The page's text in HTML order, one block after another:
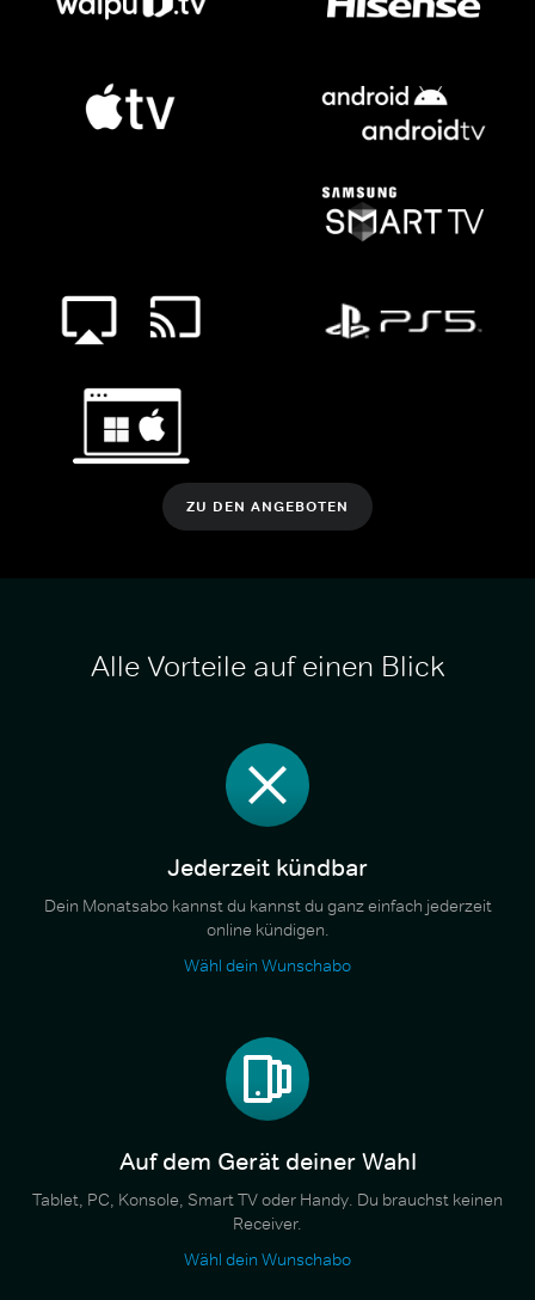
ZU DEN ANGEBOTEN
Alle Vorteile auf einen Blick
Jederzeit kündbar
Dein Monatsabo kannst du kannst du ganz einfach jederzeit
online kündigen.
Wähl dein Wunschabo
Auf dem Gerät deiner Wahl
Tablet, PC, Konsole, Smart TV oder Handy. Du brauchst keinen
Receiver.
Wähl dein Wunschabo